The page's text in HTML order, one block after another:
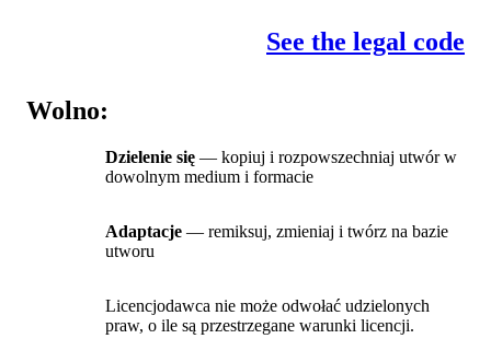
See the legal code
Wolno:
Dzielenie się — kopiuj i rozpowszechniaj utwór w
dowolnym medium i formacie
Adaptacje — remiksuj, zmieniaj i twórz na bazie
utworu
Licencjodawca nie może odwołać udzielonych
praw, o ile są przestrzegane warunki licencji.